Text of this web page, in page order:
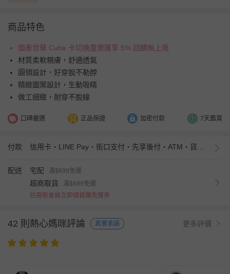
商品特色
國泰世華 Cube 卡切換童樂匯享 5% 回饋無上限
材質柔軟親膚，舒適透氣
圓領設計，好穿脫不勒脖
精緻圖案設計，生動吸睛
做工細緻，耐穿不脫線
口碑嚴選 正品保證 加密付款 7天鑑賞
付款
配送 宅配 滿$699免運
超商取貨
滿$699免運
註冊新會員立即領首購免運券
42 則熱心媽咪評論 真實承諾 更多評價